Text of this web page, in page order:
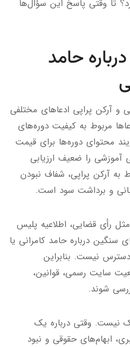
تا وقتی پاسخ این سؤال‌ها
حامد
و آرکن پراپی ادعاهای مختلفی
مربوط به کیفیت دوره‌های
محتوای دوره‌ها برای قیمت
آموزشی را ضعیف ارزیابی
به آرکن پراپی، شفاف نبودن
رأی قضایی، اطلاعیه پلیس
سنگین درباره حامد کامرانی یا
نیست. بنابراین
سایت رسمی، قوانین،
شوند.
نیست. وقتی درباره یک
ابهام‌های حقوقی و نبود